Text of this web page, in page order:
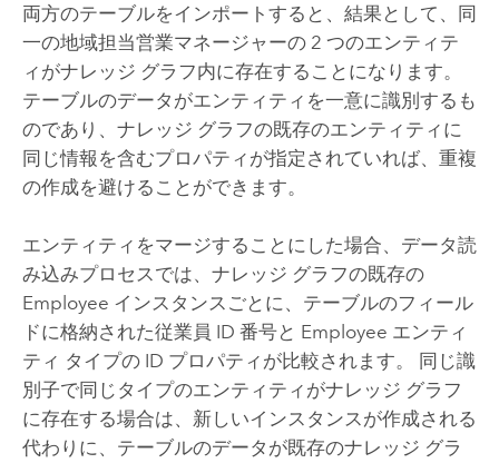
両方のテーブルをインポートすると、結果として、同
一の地域担当営業マネージャーの 2 つのエンティテ
ィがナレッジ グラフ内に存在することになります。
テーブルのデータがエンティティを一意に識別するも
のであり、ナレッジ グラフの既存のエンティティに
同じ情報を含むプロパティが指定されていれば、重複
の作成を避けることができます。
エンティティをマージすることにした場合、データ読
み込みプロセスでは、ナレッジ グラフの既存の
Employee インスタンスごとに、テーブルのフィール
ドに格納された従業員 ID 番号と Employee エンティ
ティ タイプの ID プロパティが比較されます。 同じ識
別子で同じタイプのエンティティがナレッジ グラフ
に存在する場合は、新しいインスタンスが作成される
代わりに、テーブルのデータが既存のナレッジ グラ